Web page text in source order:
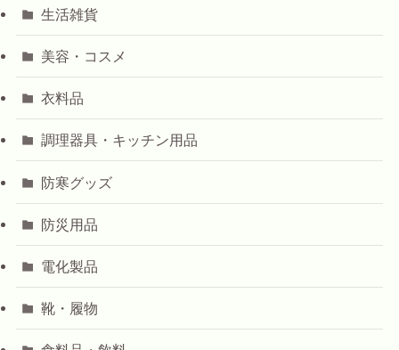
生活雑貨
美容・コスメ
衣料品
調理器具・キッチン用品
防寒グッズ
防災用品
電化製品
靴・履物